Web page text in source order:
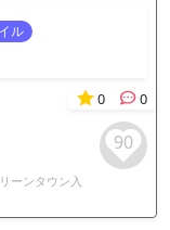
ル
0 0
ーンタウン入
90